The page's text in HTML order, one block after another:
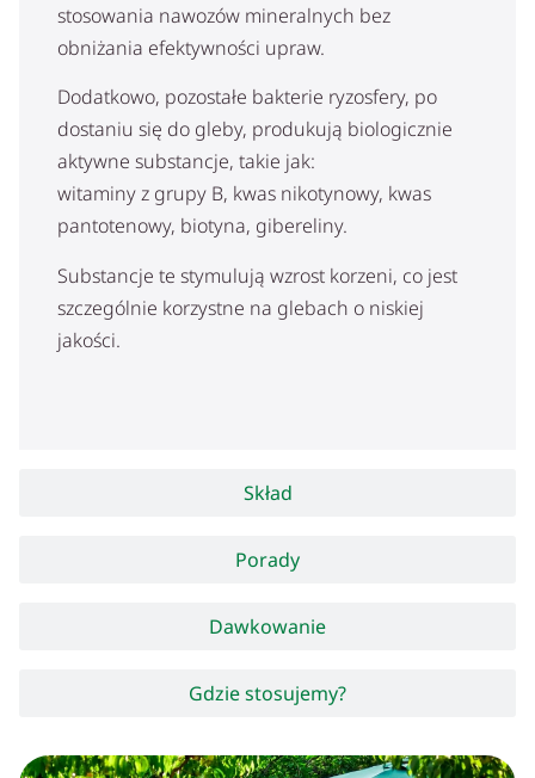
Skład
Porady
Dawkowanie
Gdzie stosujemy?
stosowania nawozów mineralnych bez
obniżania efektywności upraw.
Dodatkowo, pozostałe bakterie ryzosfery, po
dostaniu się do gleby, produkują biologicznie
aktywne substancje, takie jak:
witaminy z grupy B, kwas nikotynowy, kwas
pantotenowy, biotyna, gibereliny.
Substancje te stymulują wzrost korzeni, co jest
szczególnie korzystne na glebach o niskiej
jakości.